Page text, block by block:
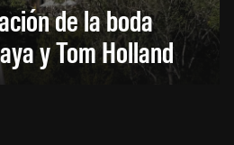
de la boda
y Tom Holland